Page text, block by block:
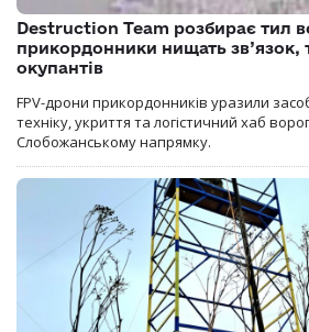
Destruction Team розбирає тил
прикордонники нищать зв’язок,
окупантів
FPV-дрони прикордонників уразили
техніку, укриття та логістичний хаб
Слобожанському напрямку.